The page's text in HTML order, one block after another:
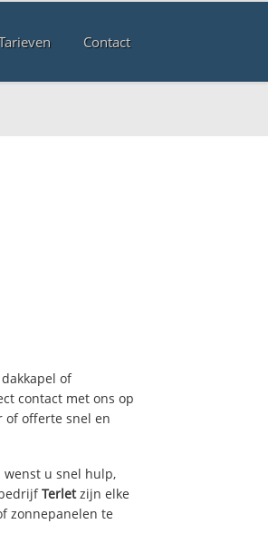
Contact
of
contact met ons op
of offerte snel en
u snel hulp,
Terletzijn elke
zonnepanelen te